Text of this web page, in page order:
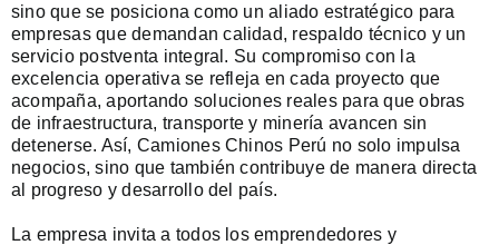
sino que se posiciona como un aliado estratégico para
empresas que demandan calidad, respaldo técnico y un
servicio postventa integral. Su compromiso con la
excelencia operativa se refleja en cada proyecto que
acompaña, aportando soluciones reales para que obras
de infraestructura, transporte y minería avancen sin
detenerse. Así, Camiones Chinos Perú no solo impulsa
negocios, sino que también contribuye de manera directa
al progreso y desarrollo del país.
La empresa invita a todos los emprendedores y